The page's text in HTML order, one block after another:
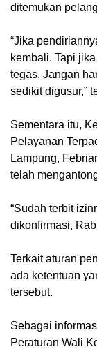
ditemukan
‎“Jika
kembali. Tapi
tegas. Jangan
sedikit digusur,”
‎Sementara itu,
Pelayanan
Lampung,
telah
‎“Sudah terbit
dikonfirmasi,
‎Terkait aturan
ada ketentuan
tersebut.
‎Sebagai
Peraturan Wali